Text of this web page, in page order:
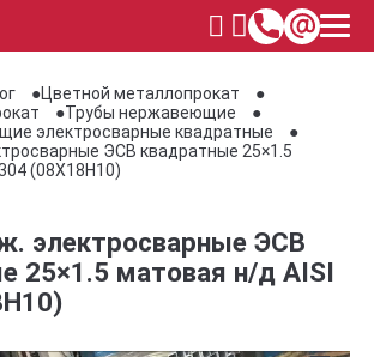
Цветной металлопрокат
Трубы нержавеющие
электросварные квадратные
ЭСВ квадратные 25×1.5
(08Х18Н10)
электросварные ЭСВ
25×1.5 матовая н/д AISI